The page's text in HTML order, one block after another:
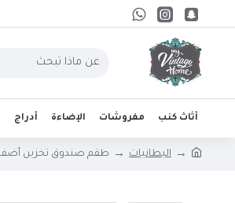
أثاث كنب مفروشات الإضاءة أدراج
البطانيات طقم صندوق تخزين أضف